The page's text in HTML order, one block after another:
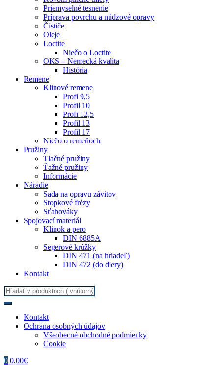
Priemyselné tesnenie
Príprava povrchu a núdzové opravy
Čističe
Oleje
Loctite
Niečo o Loctite
OKS – Nemecká kvalita
História
Remene
Klinové remene
Profi 9,5
Profil 10
Profi 12,5
Profil 13
Profil 17
Niečo o remeňoch
Pružiny
Tlačné pružiny
Ťažné pružiny
Informácie
Náradie
Sada na opravu závitov
Stopkové frézy
Sťahováky
Spojovací materiál
Klinok a pero
DIN 6885A
Segerové krúžky
DIN 471 (na hriadeľ)
DIN 472 (do diery)
Kontakt
Search
for:
Kontakt
Ochrana osobných údajov
Všeobecné obchodné podmienky
Cookie
0 0,00€